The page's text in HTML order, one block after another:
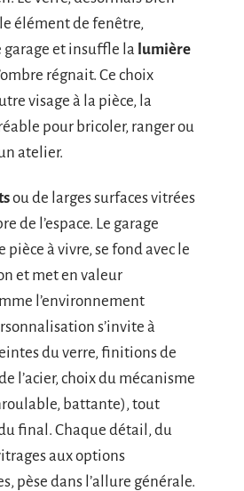
élément de fenêtre,
garage et insuffle la lumière
régnait. Ce choix
visage à la pièce, la
pour bricoler, ranger ou
atelier.
ou de larges surfaces vitrées
de l’espace. Le garage
pièce à vivre, se fond avec le
et met en valeur
l’environnement
s’invite à
du verre, finitions de
l’acier, choix du mécanisme
battante), tout
final. Chaque détail, du
aux options
pèse dans l’allure générale.